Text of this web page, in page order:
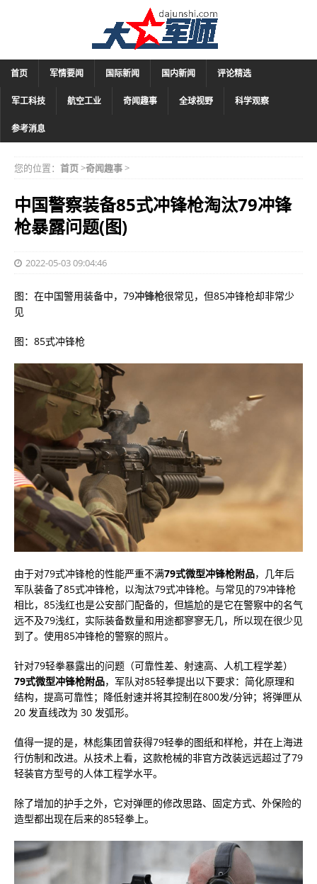
首页 军情要闻 国际新闻 国内新闻 评论精选
军工科技 航空工业 奇闻趣事 全球视野 科学观察
参考消息
您的位置： 首页>奇闻趣事>
中国警察装备85式冲锋枪淘汰79冲锋
枪暴露问题(图)
2022-05-03 09:04:46
图：在中国警用装备中，79冲锋枪很常见，但85冲锋枪却非常少
见
图：85式冲锋枪
由于对79式冲锋枪的性能严重不满79式微型冲锋枪附品，几年后
军队装备了85式冲锋枪，以淘汰79式冲锋枪。与常见的79冲锋枪
相比，85浅红也是公安部门配备的，但尴尬的是它在警察中的名气
远不及79浅红，实际装备数量和用途都寥寥无几，所以现在很少见
到了。使用85冲锋枪的警察的照片。
针对79轻拳暴露出的问题（可靠性差、射速高、人机工程学差）
79式微型冲锋枪附品，军队对85轻拳提出以下要求：简化原理和
结构，提高可靠性；降低射速并将其控制在800发/分钟；将弹匣从
20 发直线改为 30 发弧形。
值得一提的是，林彪集团曾获得79轻拳的图纸和样枪，并在上海进
行仿制和改进。从技术上看，这款枪械的非官方改装远远超过了79
轻装官方型号的人体工程学水平。
除了增加的护手之外，它对弹匣的修改思路、固定方式、外保险的
造型都出现在后来的85轻拳上。